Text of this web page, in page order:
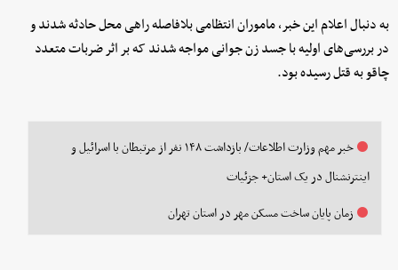
به دنبال اعلام این خبر، ماموران انتظامی بلافاصله راهی محل حادثه شدند و
در بررسی‌های اولیه با جسد زن جوانی مواجه شدند که بر اثر ضربات متعدد
چاقو به قتل رسیده بود.
خبر مهم وزارت اطلاعات/ بازداشت ۱۴۸ نفر از مرتبطان با اسرائیل و
اینترنشنال در یک استان+ جزئیات
زمان پایان ساخت مسکن مهر در استان تهران